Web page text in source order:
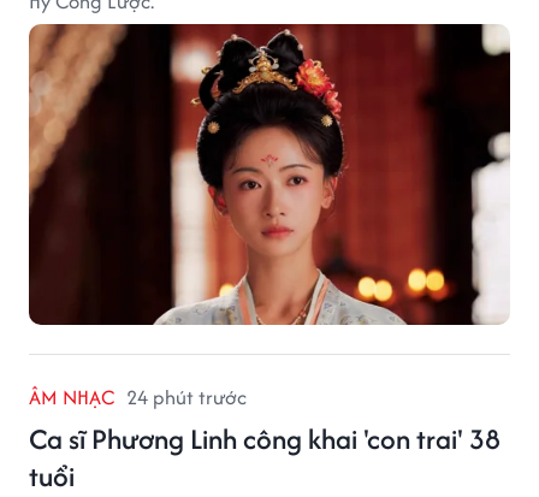
ÂM NHẠC 24 phút trước
Ca sĩ Phương Linh công khai 'con trai' 38
tuổi